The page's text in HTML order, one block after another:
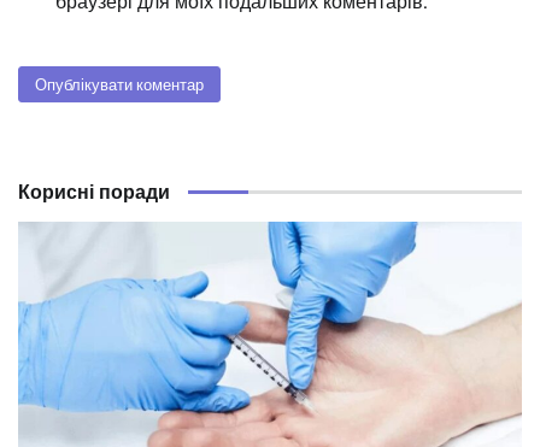
Корисні поради